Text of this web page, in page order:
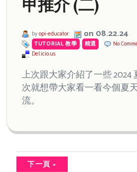
甲推介 (二)
byopi-educator on 08.22.24
TUTORIAL 教學 , 精選 No
Del.icio.us
上次跟大家介紹了一些 2024
次就想帶大家看一看今個夏
流。
下一頁 »